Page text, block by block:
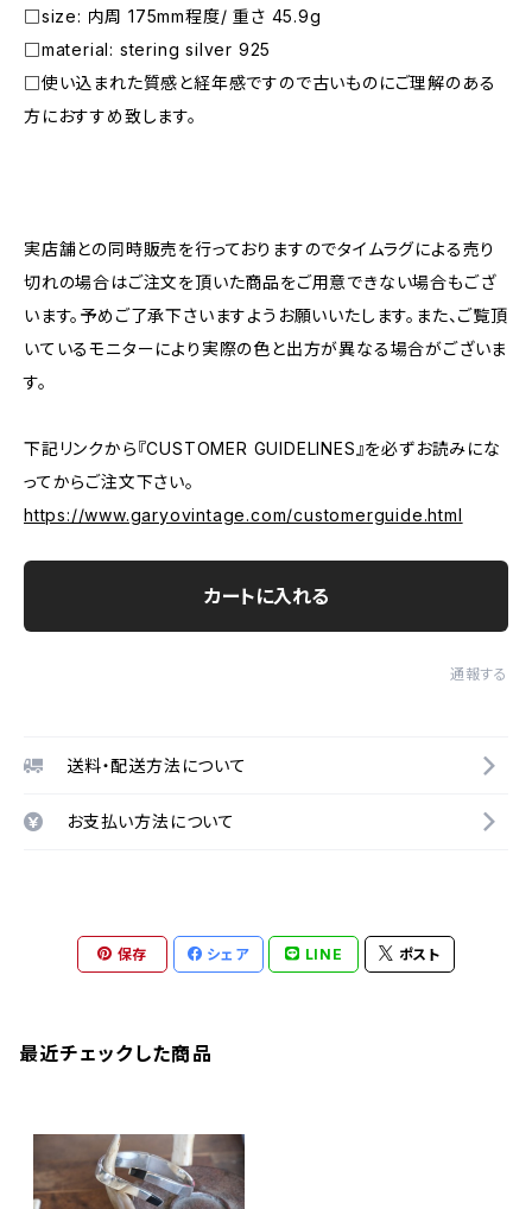
□size: 内周 175mm程度/ 重さ 45.9g
□material: stering silver 925
□使い込まれた質感と経年感ですので古いものにご理解のある
方におすすめ致します。
実店舗との同時販売を行っておりますのでタイムラグによる売り
切れの場合はご注文を頂いた商品をご用意できない場合もござ
います。予めご了承下さいますようお願いいたします。また、ご覧頂
いているモニターにより実際の色と出方が異なる場合がございま
す。
下記リンクから『CUSTOMER GUIDELINES』を必ずお読みにな
ってからご注文下さい。
https://www.garyovintage.com/customerguide.html
カートに入れる
通報する
送料・配送方法について
お支払い方法について
保存 シェア LINE ポスト
最近チェックした商品